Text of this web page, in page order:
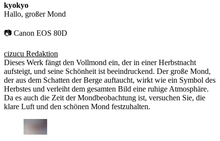
kyokyo
Hallo, großer Mond
📷 Canon EOS 80D
cizucu Redaktion
Dieses Werk fängt den Vollmond ein, der in einer Herbstnacht
aufsteigt, und seine Schönheit ist beeindruckend. Der große Mond,
der aus dem Schatten der Berge auftaucht, wirkt wie ein Symbol des
Herbstes und verleiht dem gesamten Bild eine ruhige Atmosphäre.
Da es auch die Zeit der Mondbeobachtung ist, versuchen Sie, die
klare Luft und den schönen Mond festzuhalten.